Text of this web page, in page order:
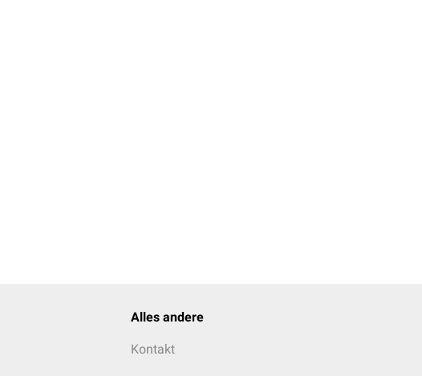
Alles andere
Kontakt